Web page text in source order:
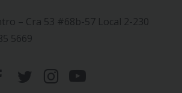
– Cra 53 #68b-57 Local 2-230
5669